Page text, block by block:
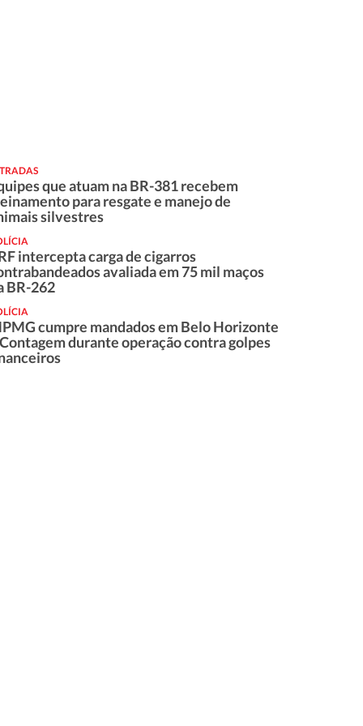
que atuam na BR-381 recebem
para resgate e manejo de
silvestres
intercepta carga de cigarros
avaliada em 75 mil maços
BR-262
cumpre mandados em Belo Horizonte
durante operação contra golpes